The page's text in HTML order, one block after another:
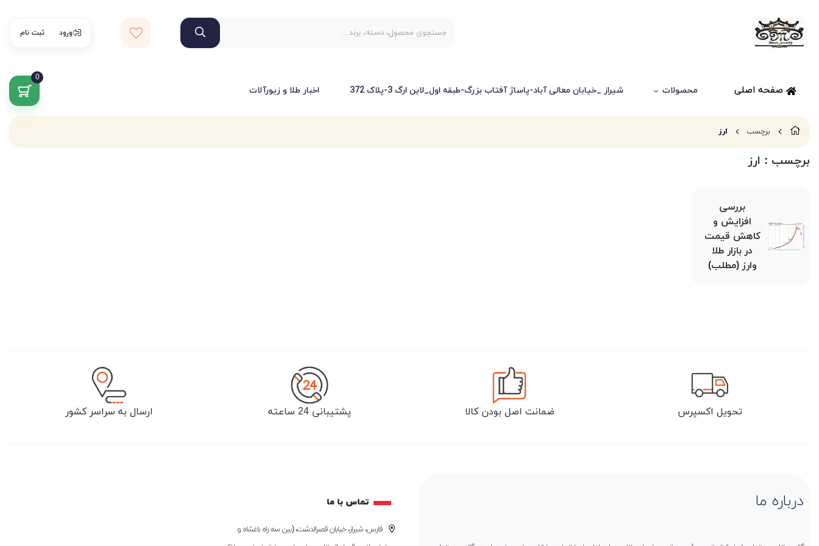
ورود ثبت نام
صفحه اصلی محصولات شیراز _خیابان معالی آباد-پاساژ آفتاب بزرگ-طبقه اول_لاین ارگ 3-پلاک 372 اخبار طلا و زیورآلات
0
برچسب ارز
برچسب : ارز
بررسی
افزایش و
کاهش قیمت
در بازار طلا
وارز (مطلب)
تحویل اکسپرس ضمانت اصل بودن کالا پشتیبانی 24 ساعته ارسال به سراسر کشور
درباره ما تماس با ما
فارس، شیراز، خیابان قصرالدشت، (بین سه راه باغشاه و